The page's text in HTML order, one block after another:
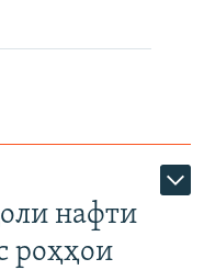
нафти
роҳҳои